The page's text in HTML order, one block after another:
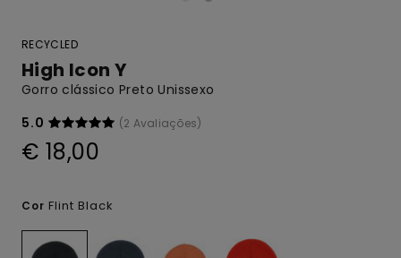
RECYCLED
High Icon Y
Gorro clássico Preto Unissexo
5.0
(2 Avaliações)
€ 18,00
Cor Flint Black